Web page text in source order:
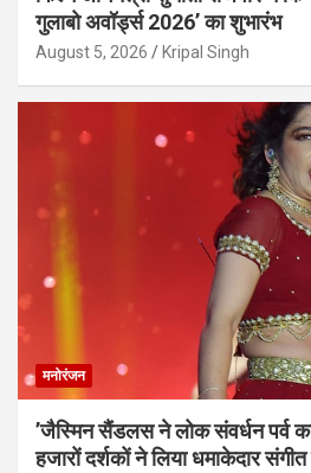
गुलाबो अवॉर्ड्स 2026’ का शुभारंभ
August 5, 2026 Kripal Singh
मनोरंजन
’जैस्मिन सैंडलस ने लोक संवर्धन पर्व
हजारों दर्शकों ने लिया धमाकेदार